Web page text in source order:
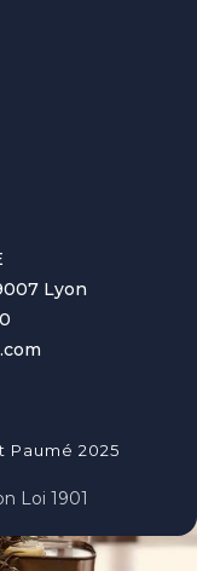
Lyon
Paumé 2025
Loi 1901